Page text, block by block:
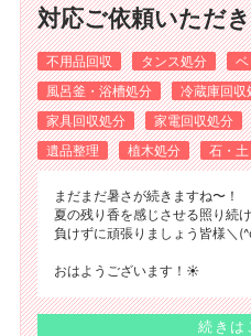
対応ご依頼いただ
不用品回収 タンス処分
風呂釜・浴槽処分
冷蔵庫回収
家具回収処分
家電回収処分
遺品整理
植木処分 石・
まだまだ暑さが続きますね〜！
夏の残り香を感じさせる照り続
負けずに頑張りましょう皆様＼
おはようございます！☀️
続きは